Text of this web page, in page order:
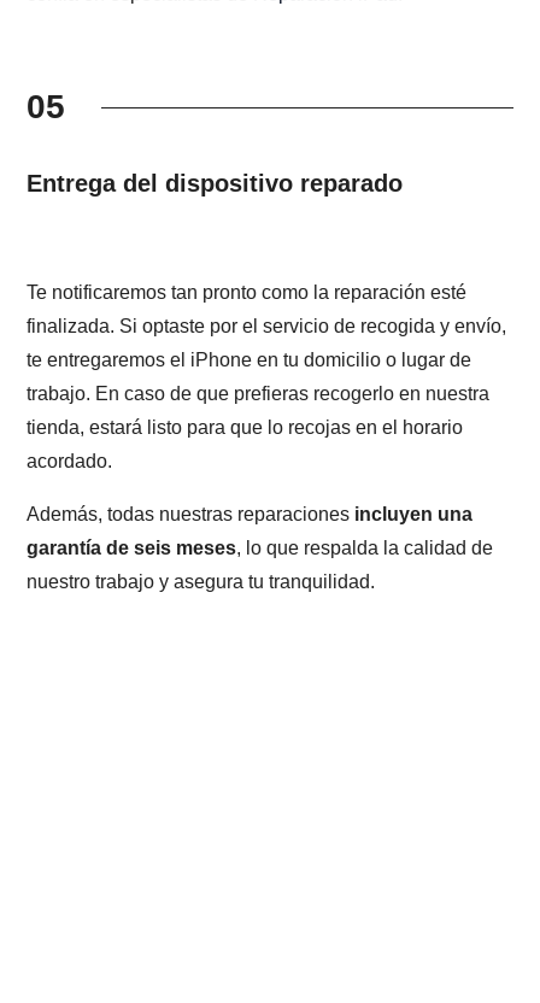
05
Entrega del dispositivo reparado
Te notificaremos tan pronto como la reparación esté
finalizada. Si optaste por el servicio de recogida y envío,
te entregaremos el iPhone en tu domicilio o lugar de
trabajo. En caso de que prefieras recogerlo en nuestra
tienda, estará listo para que lo recojas en el horario
acordado.
Además, todas nuestras reparaciones incluyen una
garantía de seis meses, lo que respalda la calidad de
nuestro trabajo y asegura tu tranquilidad.